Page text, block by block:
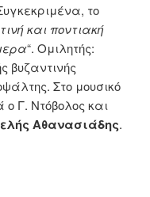
το
και ποντιακή
“. Ομιλητής:
βυζαντινής
Στο μουσικό
Γ. Ντόβολος και
Αθανασιάδης.